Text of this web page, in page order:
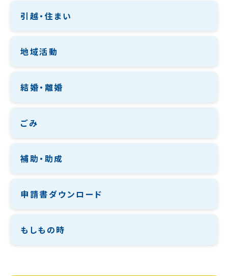
引越・住まい
地域活動
結婚・離婚
ごみ
補助・助成
申請書ダウンロード
もしもの時